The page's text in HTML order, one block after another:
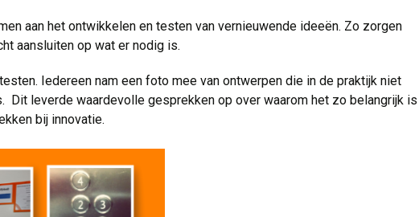
aan het ontwikkelen en testen van vernieuwende ideeën. Zo zorgen
aansluiten op wat er nodig is.
Iedereen nam een foto mee van ontwerpen die in de praktijk niet
Dit leverde waardevolle gesprekken op over waarom het zo belangrijk is
bij innovatie.